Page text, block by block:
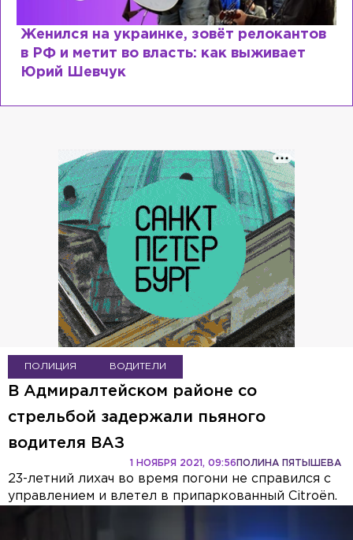
Женился на украинке, зовёт релокантов
в РФ и метит во власть: как выживает
Юрий Шевчук
ПОЛИЦИЯ ВОДИТЕЛИ
В Адмиралтейском районе со
стрельбой задержали пьяного
водителя ВАЗ
ПОЛИНА ПЯТЫШЕВА
1 НОЯБРЯ 2021, 09:56
23-летний лихач во время погони не справился с
управлением и влетел в припаркованный Citroën.